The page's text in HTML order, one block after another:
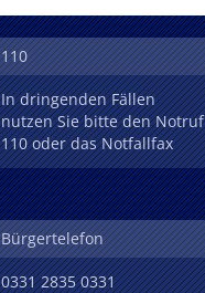
110
In dringenden Fällen
nutzen Sie bitte den Notruf
110 oder das Notfallfax
Bürgertelefon
0331 2835 0331